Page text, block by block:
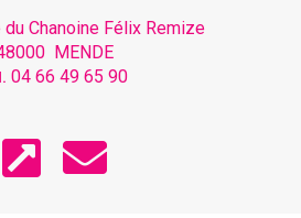
Chanoine Félix Remize
MENDE
04 66 49 65 90